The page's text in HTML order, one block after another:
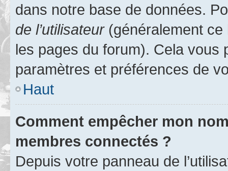
dans notre base de données.
de l’utilisateur(généralement ce
les pages du forum). Cela vous
paramètres et préférences de
Haut
Comment empêcher mon
membres connectés ?
Depuis votre panneau de